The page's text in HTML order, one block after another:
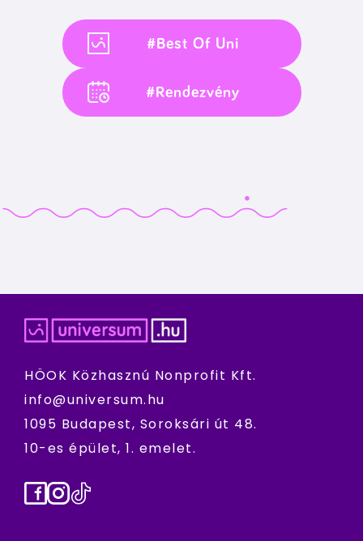
#Best Of Uni
#Rendezvény
HÖOK Közhasznú Nonprofit Kft.
info@universum.hu
1095 Budapest, Soroksári út 48.
10-es épület, 1. emelet.
Facebook
Instagram
TikTok